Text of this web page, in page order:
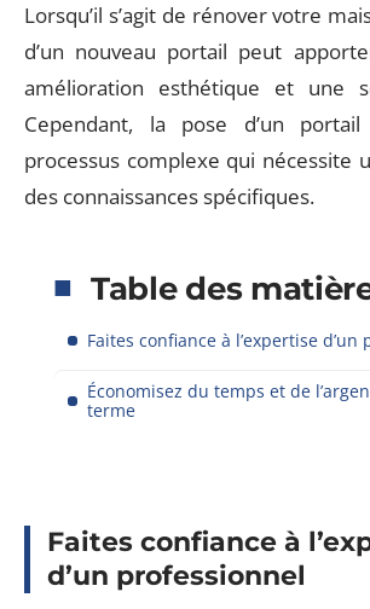
Lorsqu’il s’agit de rénover votre
d’un nouveau portail peut
amélioration esthétique et une
Cependant, la pose d’un
processus complexe qui nécessite
des connaissances spécifiques.
Table des
Faites confiance à l’expertise d’un
Économisez du temps et de
terme
Faites confiance à
d’un professionnel